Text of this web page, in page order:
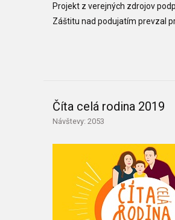
Projekt z verejných zdrojov
Záštitu nad podujatím prevzal
Číta celá rodina 2019
Návštevy: 2053